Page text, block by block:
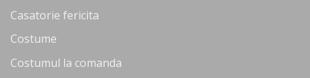
Casatorie fericita
Costume
Costumul la comanda